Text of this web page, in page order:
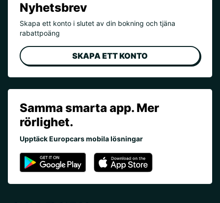
Nyhetsbrev
Skapa ett konto i slutet av din bokning och tjäna
rabattpoäng
SKAPA ETT KONTO
Samma smarta app. Mer
rörlighet.
Upptäck Europcars mobila lösningar